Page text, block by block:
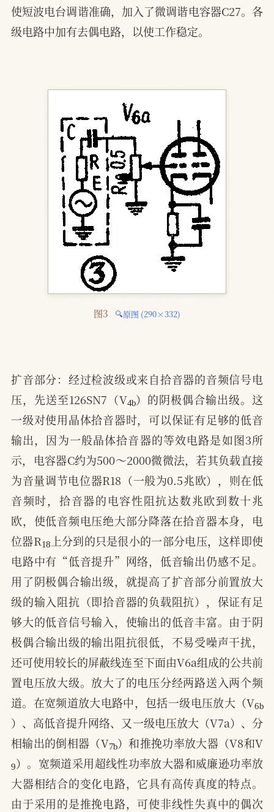
使短波电台调谐准确，加入了微调谐电容器C27。各
级电路中加有去偶电路，以使工作稳定。
图3 🔍原图 (290×332)
扩音部分：经过检波级或来自拾音器的音频信号电
压，先送至126SN7（V4b
）的阴极偶合输出级。这
一级对使用晶体拾音器时，可以保证有足够的低音
输出，因为一般晶体拾音器的等效电路是如图3所
示，电容器C约为500～2000微微法，若其负载直接
为音量调节电位器R18（一般为0.5兆欧），则在低
音频时，拾音器的电容性阻抗达数兆欧到数十兆
欧，使低音频电压绝大部分降落在拾音器本身，电
位器R18上分到的只是很小的一部分电压，这样即使
电路中有“低音提升”网络，低音输出仍感不足。
用了阴极偶合输出级，就提高了扩音部分前置放大
级的输入阻抗（即拾音器的负载阻抗），保证有足
够大的低音信号输入，使输出的低音丰富。由于阴
极偶合输出级的输出阻抗很低，不易受噪声干扰，
还可使用较长的屏蔽线连至下面由V6a组成的公共前
置电压放大级。放大了的电压分经两路送入两个频
道。在宽频道放大电路中，包括一级电压放大（V6b
）、高低音提升网络、又一级电压放大（V7a）、分
相输出的倒相器（V7 b
）和推挽功率放大器（V8和V
9）。宽频道采用超线性功率放大器和威廉逊功率放
大器相结合的变化电路，它具有高传真度的特点。
由于采用的是推挽电路，可使非线性失真中的偶次